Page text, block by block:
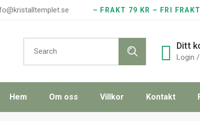
– FRAKT 79 KR – FRI
Search
for:
Ditt
Login
Hem Om oss Villkor Kontakt